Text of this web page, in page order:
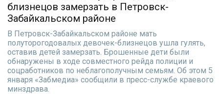
близнецов замерзать в Петровск-
Забайкальском районе
В Петровск-Забайкальском районе мать
полуторогодовалых девочек-близнецов ушла гулять,
оставив детей замерзать. Брошенные дети были
обнаружены в ходе совместного рейда полиции и
соцработников по неблагополучным семьям. Об этом 5
января «Забмедиа» сообщили в пресс-службе краевого
минздрава.